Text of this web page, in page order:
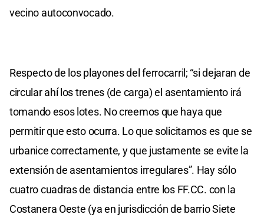
vecino autoconvocado.
Respecto de los playones del ferrocarril; “si dejaran de
circular ahí los trenes (de carga) el asentamiento irá
tomando esos lotes. No creemos que haya que
permitir que esto ocurra. Lo que solicitamos es que se
urbanice correctamente, y que justamente se evite la
extensión de asentamientos irregulares”. Hay sólo
cuatro cuadras de distancia entre los FF.CC. con la
Costanera Oeste (ya en jurisdicción de barrio Siete